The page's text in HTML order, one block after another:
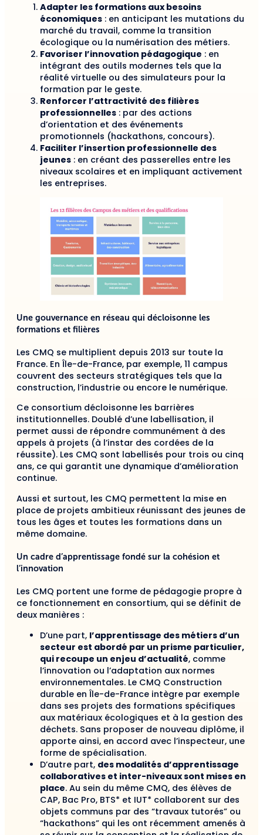
Adapter les formations aux besoins
économiques : en anticipant les mutations du
marché du travail, comme la transition
écologique ou la numérisation des métiers.
Favoriser l’innovation pédagogique : en
intégrant des outils modernes tels que la
réalité virtuelle ou des simulateurs pour la
formation par le geste.
Renforcer l’attractivité des filières
professionnelles : par des actions
d’orientation et des événements
promotionnels (hackathons, concours).
Faciliter l’insertion professionnelle des
jeunes : en créant des passerelles entre les
niveaux scolaires et en impliquant activement
les entreprises.
Une gouvernance en réseau qui décloisonne les
formations et filières
Les CMQ se multiplient depuis 2013 sur toute la
France. En Île-de-France, par exemple, 11 campus
couvrent des secteurs stratégiques tels que la
construction, l’industrie ou encore le numérique.
Ce consortium décloisonne les barrières
institutionnelles. Doublé d’une labellisation, il
permet aussi de répondre communément à des
appels à projets (à l’instar des cordées de la
réussite). Les CMQ sont labellisés pour trois ou cinq
ans, ce qui garantit une dynamique d’amélioration
continue.
Aussi et surtout, les CMQ permettent la mise en
place de projets ambitieux réunissant des jeunes de
tous les âges et toutes les formations dans un
même domaine.
Un cadre d’apprentissage fondé sur la cohésion et
l’innovation
Les CMQ portent une forme de pédagogie propre à
ce fonctionnement en consortium, qui se définit de
deux manières :
D’une part, l’apprentissage des métiers d’un
secteur est abordé par un prisme particulier,
qui recoupe un enjeu d’actualité, comme
l’innovation ou l’adaptation aux normes
environnementales. Le CMQ Construction
durable en Île-de-France intègre par exemple
dans ses projets des formations spécifiques
aux matériaux écologiques et à la gestion des
déchets. Sans proposer de nouveau diplôme, il
apporte ainsi, en accord avec l’inspecteur, une
forme de spécialisation.
D’autre part, des modalités d’apprentissage
collaboratives et inter-niveaux sont mises en
place. Au sein du même CMQ, des élèves de
CAP, Bac Pro, BTS* et IUT* collaborent sur des
objets communs par des “travaux tutorés” ou
“hackathons” qui les ont récemment amenés à